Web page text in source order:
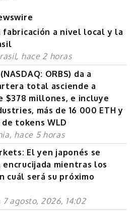
fabricación a nivel local y la
hace 2 horas
ORBS) da a
total asciende a
$378 millones, e incluye
más de 16 000 ETH y
tokens WLD
hace 5 horas
El yen japonés se
mientras los
cuál será su próximo
7 agosto, 2026, 14:02